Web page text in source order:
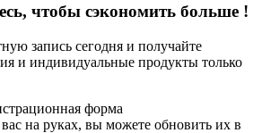
чтобы сэкономить больше !
запись сегодня и получайте
и индивидуальные продукты только
форма
на руках, вы можете обновить их в